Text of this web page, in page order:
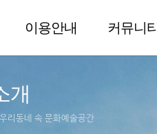
이용안내 커뮤니티
개
리동네 속 문화예술공간